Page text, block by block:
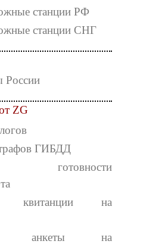
станции РФ
станции СНГ
России
ZG
ГИБДД
готовности
квитанции на
анкеты на